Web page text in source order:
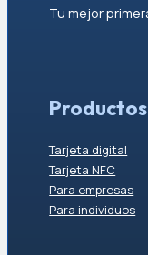
Tu mejor
Productos
Tarjeta digital
Tarjeta NFC
Para empresas
Para individuos